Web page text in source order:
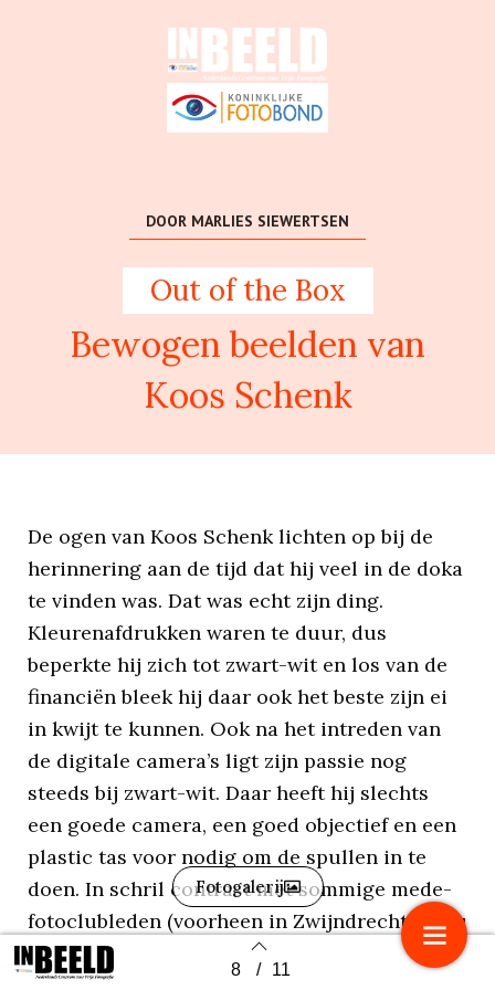
Back to index 8 / 11
DOOR MARLIES SIEWERTSEN
Out of the Box
Bewogen beelden van
Koos Schenk
De ogen van Koos Schenk lichten op bij de
herinnering aan de tijd dat hij veel in de doka
te vinden was. Dat was echt zijn ding.
Kleurenafdrukken waren te duur, dus
beperkte hij zich tot zwart-wit en los van de
financiën bleek hij daar ook het beste zijn ei
in kwijt te kunnen. Ook na het intreden van
de digitale camera’s ligt zijn passie nog
steeds bij zwart-wit. Daar heeft hij slechts
een goede camera, een goed objectief en een
plastic tas voor nodig om de spullen in te
doen. In schril contrast met sommige mede-
fotoclubleden (voorheen in Zwijndrecht en nu
in Dongen) die vaak rijkelijk uitgedost waren
Fotogalerij